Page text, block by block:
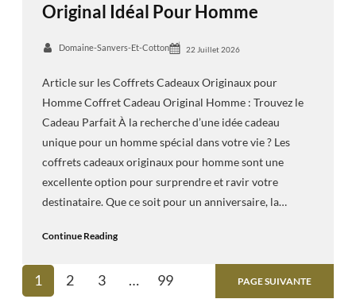
Original Idéal Pour Homme
Domaine-Sanvers-Et-Cotton 22 Juillet 2026
Article sur les Coffrets Cadeaux Originaux pour
Homme Coffret Cadeau Original Homme : Trouvez le
Cadeau Parfait À la recherche d’une idée cadeau
unique pour un homme spécial dans votre vie ? Les
coffrets cadeaux originaux pour homme sont une
excellente option pour surprendre et ravir votre
destinataire. Que ce soit pour un anniversaire, la…
Continue Reading
1 2 3 … 99 PAGE SUIVANTE